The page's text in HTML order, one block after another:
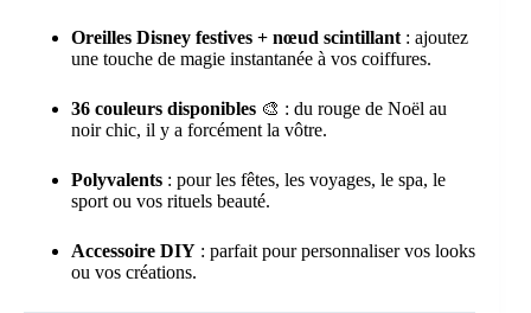
Oreilles Disney festives + nœud scintillant : ajoutez
une touche de magie instantanée à vos coiffures.
36 couleurs disponibles 🎨 : du rouge de Noël au
noir chic, il y a forcément la vôtre.
Polyvalents : pour les fêtes, les voyages, le spa, le
sport ou vos rituels beauté.
Accessoire DIY : parfait pour personnaliser vos looks
ou vos créations.